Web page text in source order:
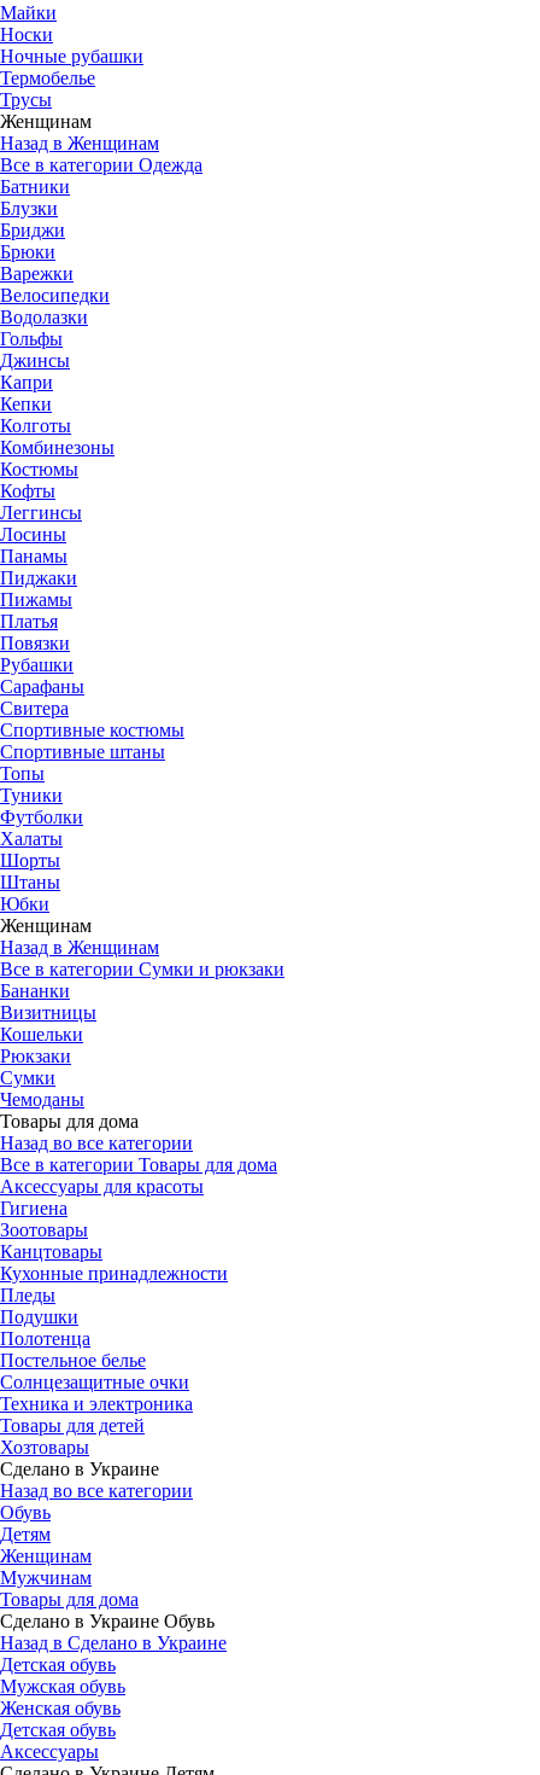
Майки
Носки
Ночные рубашки
Термобелье
Трусы
Женщинам
Назад в Женщинам
Все в категории Одежда
Батники
Блузки
Бриджи
Брюки
Варежки
Велосипедки
Водолазки
Гольфы
Джинсы
Капри
Кепки
Колготы
Комбинезоны
Костюмы
Кофты
Леггинсы
Лосины
Панамы
Пиджаки
Пижамы
Платья
Повязки
Рубашки
Сарафаны
Свитера
Спортивные костюмы
Спортивные штаны
Топы
Туники
Футболки
Халаты
Шорты
Штаны
Юбки
Женщинам
Назад в Женщинам
Все в категории Сумки и рюкзаки
Бананки
Визитницы
Кошельки
Рюкзаки
Сумки
Чемоданы
Товары для дома
Назад во все категории
Все в категории Товары для дома
Аксессуары для красоты
Гигиена
Зоотовары
Канцтовары
Кухонные принадлежности
Пледы
Подушки
Полотенца
Постельное белье
Солнцезащитные очки
Техника и электроника
Товары для детей
Хозтовары
Сделано в Украине
Назад во все категории
Обувь
Детям
Женщинам
Мужчинам
Товары для дома
Сделано в Украине Обувь
Назад в Сделано в Украине
Детская обувь
Мужская обувь
Женская обувь
Детская обувь
Аксессуары